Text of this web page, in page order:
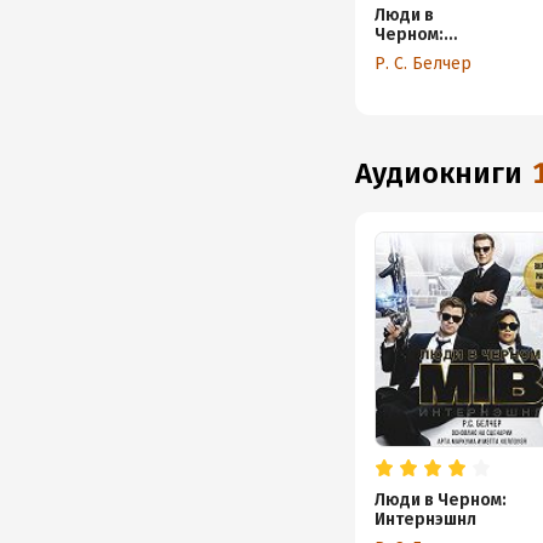
Люди в
Черном:
Интернэшнл
Р. С. Белчер
аудиокниги
Люди в Черном:
Интернэшнл